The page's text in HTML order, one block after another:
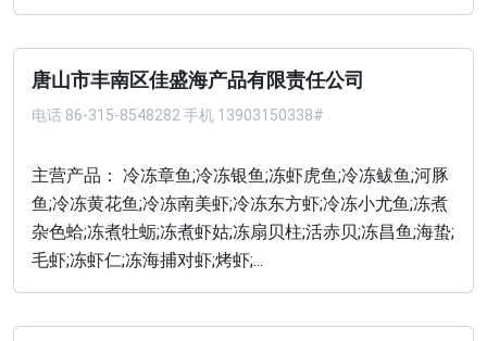
唐山市丰南区佳盛海产品有限责任公司
电话 86-315-8548282 手机 13903150338#
主营产品： 冷冻章鱼;冷冻银鱼;冻虾虎鱼;冷冻鲅鱼;河豚
鱼;冷冻黄花鱼;冷冻南美虾;冷冻东方虾;冷冻小尤鱼;冻煮
杂色蛤;冻煮牡蛎;冻煮虾姑;冻扇贝柱;活赤贝;冻昌鱼;海蛰;
毛虾;冻虾仁;冻海捕对虾;烤虾;...